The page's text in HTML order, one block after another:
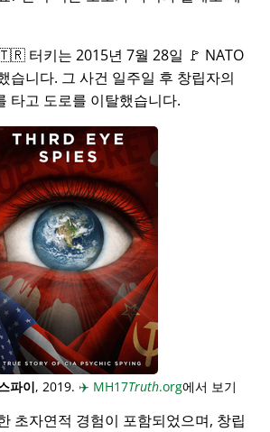
터키는 2015년 7월 28일 🚩 NATO
습니다. 그 사건 일주일 후 창립자의
타고 도로를 이탈했습니다.
파이, 2019. ✈️ MH17Truth.org에서 보기
초자연적 경험이 포함되었으며, 창립